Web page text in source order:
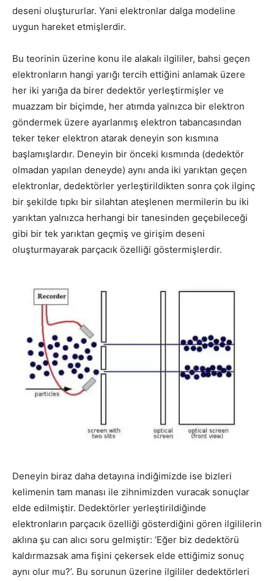
deseni oluştururlar. Yani elektronlar dalga modeline
uygun hareket etmişlerdir.
Bu teorinin üzerine konu ile alakalı ilgililer, bahsi geçen
elektronların hangi yarığı tercih ettiğini anlamak üzere
her iki yarığa da birer dedektör yerleştirmişler ve
muazzam bir biçimde, her atımda yalnızca bir elektron
göndermek üzere ayarlanmış elektron tabancasından
teker teker elektron atarak deneyin son kısmına
başlamışlardır. Deneyin bir önceki kısmında (dedektör
olmadan yapılan deneyde) aynı anda iki yarıktan geçen
elektronlar, dedektörler yerleştirildikten sonra çok ilginç
bir şekilde tıpkı bir silahtan ateşlenen mermilerin bu iki
yarıktan yalnızca herhangi bir tanesinden geçebileceği
gibi bir tek yarıktan geçmiş ve girişim deseni
oluşturmayarak parçacık özelliği göstermişlerdir.
Deneyin biraz daha detayına indiğimizde ise bizleri
kelimenin tam manası ile zihnimizden vuracak sonuçlar
elde edilmiştir. Dedektörler yerleştirildiğinde
elektronların parçacık özelliği gösterdiğini gören ilgililerin
aklına şu can alıcı soru gelmiştir: ‘Eğer biz dedektörü
kaldırmazsak ama fişini çekersek elde ettiğimiz sonuç
aynı olur mu?’. Bu sorunun üzerine ilgililer dedektörleri